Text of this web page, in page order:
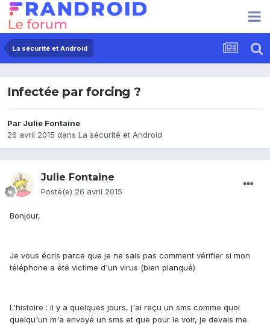
La sécurité et Android
Infectée par forcing ?
Par Julie Fontaine
26 avril 2015 dans La sécurité et Android
Julie Fontaine
Posté(e) 26 avril 2015
Bonjour,
Je vous écris parce que je ne sais pas comment vérifier si mon
téléphone a été victime d'un virus (bien planqué)
L'histoire : il y a quelques jours, j'ai reçu un sms comme quoi
quelqu'un m'a envoyé un sms et que pour le voir, je devais me